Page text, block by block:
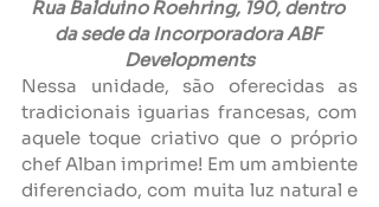
Rua Balduino Roehring, 190, dentro
da sede da Incorporadora ABF
Developments
Nessa unidade, são oferecidas as
tradicionais iguarias francesas, com
aquele toque criativo que o próprio
chef Alban imprime! Em um ambiente
diferenciado, com muita luz natural e